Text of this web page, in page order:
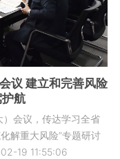
议 建立和完善风险
航
会议，传达学习全省
解重大风险”专题研讨
19 11:55:06